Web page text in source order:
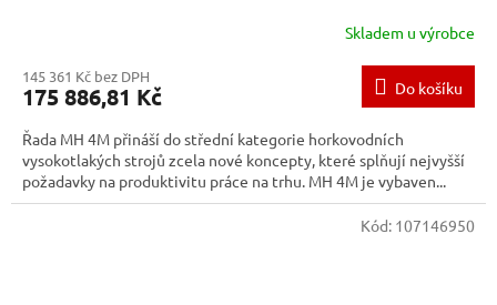
Skladem u výrobce
145 361 Kč bez DPH
175 886,81 Kč Do košíku
Řada MH 4M přináší do střední kategorie horkovodních
vysokotlakých strojů zcela nové koncepty, které splňují nejvyšší
požadavky na produktivitu práce na trhu. MH 4M je vybaven...
Kód: 107146950